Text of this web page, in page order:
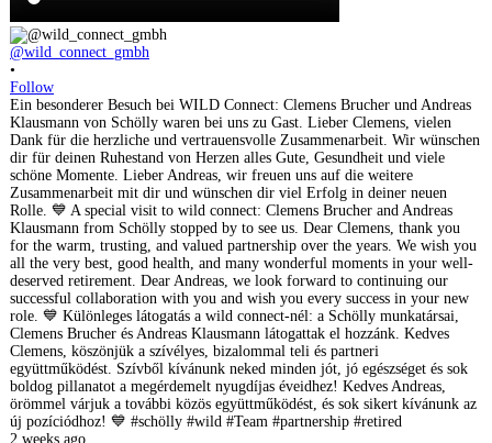
@wild_connect_gmbh
•
Follow
Ein besonderer Besuch bei WILD Connect: Clemens Brucher und Andreas
Klausmann von Schölly waren bei uns zu Gast. Lieber Clemens, vielen
Dank für die herzliche und vertrauensvolle Zusammenarbeit. Wir wünschen
dir für deinen Ruhestand von Herzen alles Gute, Gesundheit und viele
schöne Momente. Lieber Andreas, wir freuen uns auf die weitere
Zusammenarbeit mit dir und wünschen dir viel Erfolg in deiner neuen
Rolle. 💙 A special visit to wild connect: Clemens Brucher and Andreas
Klausmann from Schölly stopped by to see us. Dear Clemens, thank you
for the warm, trusting, and valued partnership over the years. We wish you
all the very best, good health, and many wonderful moments in your well-
deserved retirement. Dear Andreas, we look forward to continuing our
successful collaboration with you and wish you every success in your new
role. 💙 Különleges látogatás a wild connect-nél: a Schölly munkatársai,
Clemens Brucher és Andreas Klausmann látogattak el hozzánk. Kedves
Clemens, köszönjük a szívélyes, bizalommal teli és partneri
együttműködést. Szívből kívánunk neked minden jót, jó egészséget és sok
boldog pillanatot a megérdemelt nyugdíjas éveidhez! Kedves Andreas,
örömmel várjuk a további közös együttműködést, és sok sikert kívánunk az
új pozíciódhoz! 💙 #schölly #wild #Team #partnership #retired
2 weeks ago